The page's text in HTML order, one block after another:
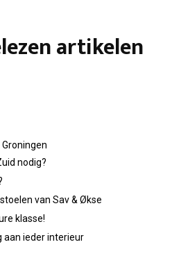
artikelen
nodig?
van Sav & Økse
klasse!
aan ieder interieur